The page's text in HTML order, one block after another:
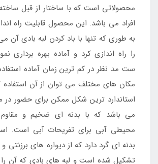
محصولاتی است که با ساختار از قبل
افراد می باشد. این محصول قابلیت راه
به طوری که تنها با باد کردن لبه بادی
را راه اندازی کرد و آماده بهره برداری
ست مد نظر در کم ترین زمان آماده
مکان های مختلف می توان از آن استفاده
استاندارد ترین شکل ممکن برای حضور
می باشد که با بدنه ای ضخیم و مقاوم
محیطی آبی برای تفریحات آبی است.
بدنه ای گرد دارد که از دیواره های
تشکیل شده است و لبه های بادی که آن را